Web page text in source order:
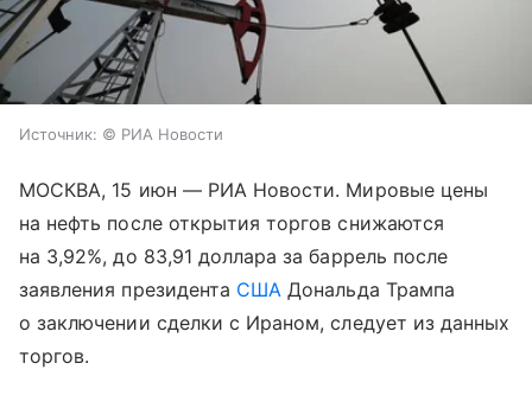
Источник: © РИА Новости
МОСКВА, 15 июн — РИА Новости. Мировые цены
на нефть после открытия торгов снижаются
на 3,92%, до 83,91 доллара за баррель после
заявления президента США Дональда Трампа
о заключении сделки с Ираном, следует из данных
торгов.